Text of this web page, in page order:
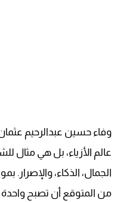
وفاء حسين عبدالرحيم
عالم الأزياء، بل هي مثال
الجمال، الذكاء، والإصرار.
من المتوقع أن تصبح